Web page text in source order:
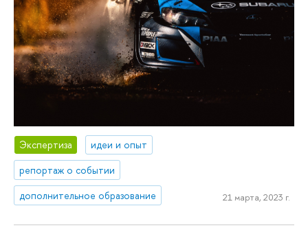
Экспертиза
идеи и опыт
репортаж о событии
дополнительное образование
21 марта, 2023 г.